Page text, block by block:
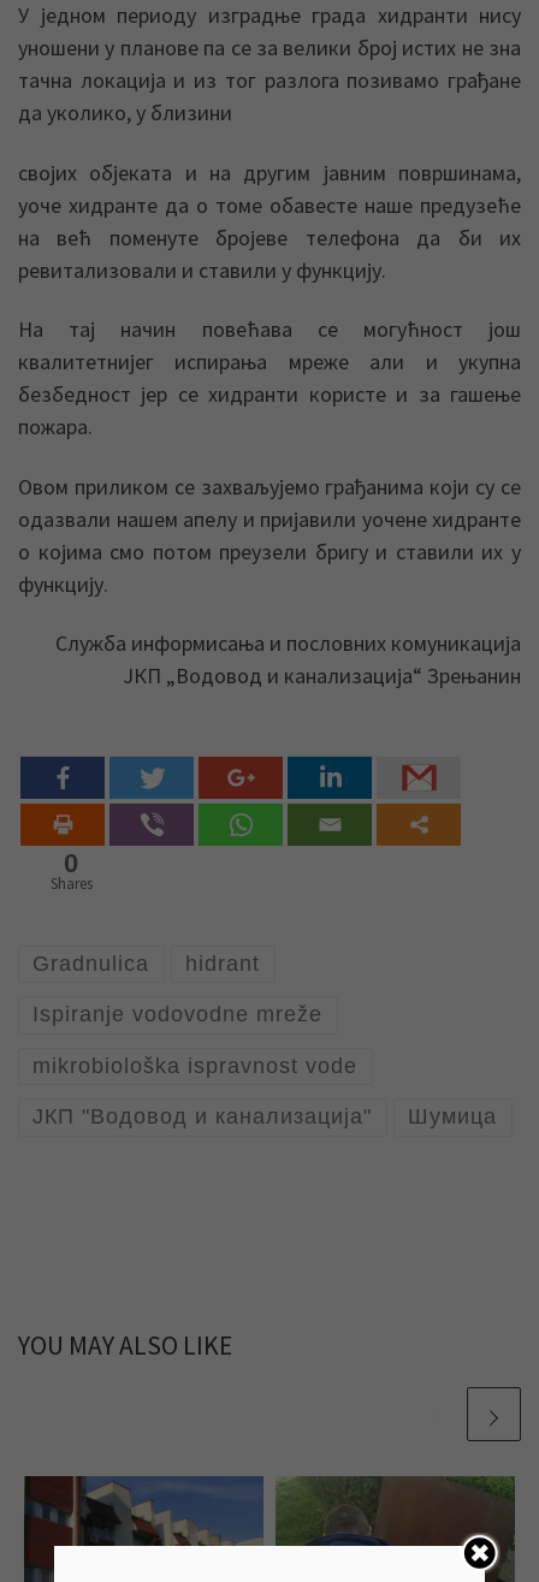
У једном периоду изградње града хидранти нису
уношени у планове па се за велики број истих не зна
тачна локација и из тог разлога позивамо грађане
да уколико, у близини
својих објеката и на другим јавним површинама,
уоче хидранте да о томе обавесте наше предузеће
на већ поменуте бројеве телефона да би их
ревитализовали и ставили у функцију.
На тај начин повећава се могућност још
квалитетнијег испирања мреже али и укупна
безбедност јер се хидранти користе и за гашење
пожара.
Овом приликом се захваљујемо грађанима који су се
одазвали нашем апелу и пријавили уочене хидранте
о којима смо потом преузели бригу и ставили их у
функцију.
Служба информисања и пословних комуникација
ЈКП „Водовод и канализација“ Зрењанин
0
Shares
Gradnulica hidrant
Ispiranje vodovodne mreže
mikrobiološka ispravnost vode
ЈКП "Водовод и канализација" Шумица
YOU MAY ALSO LIKE